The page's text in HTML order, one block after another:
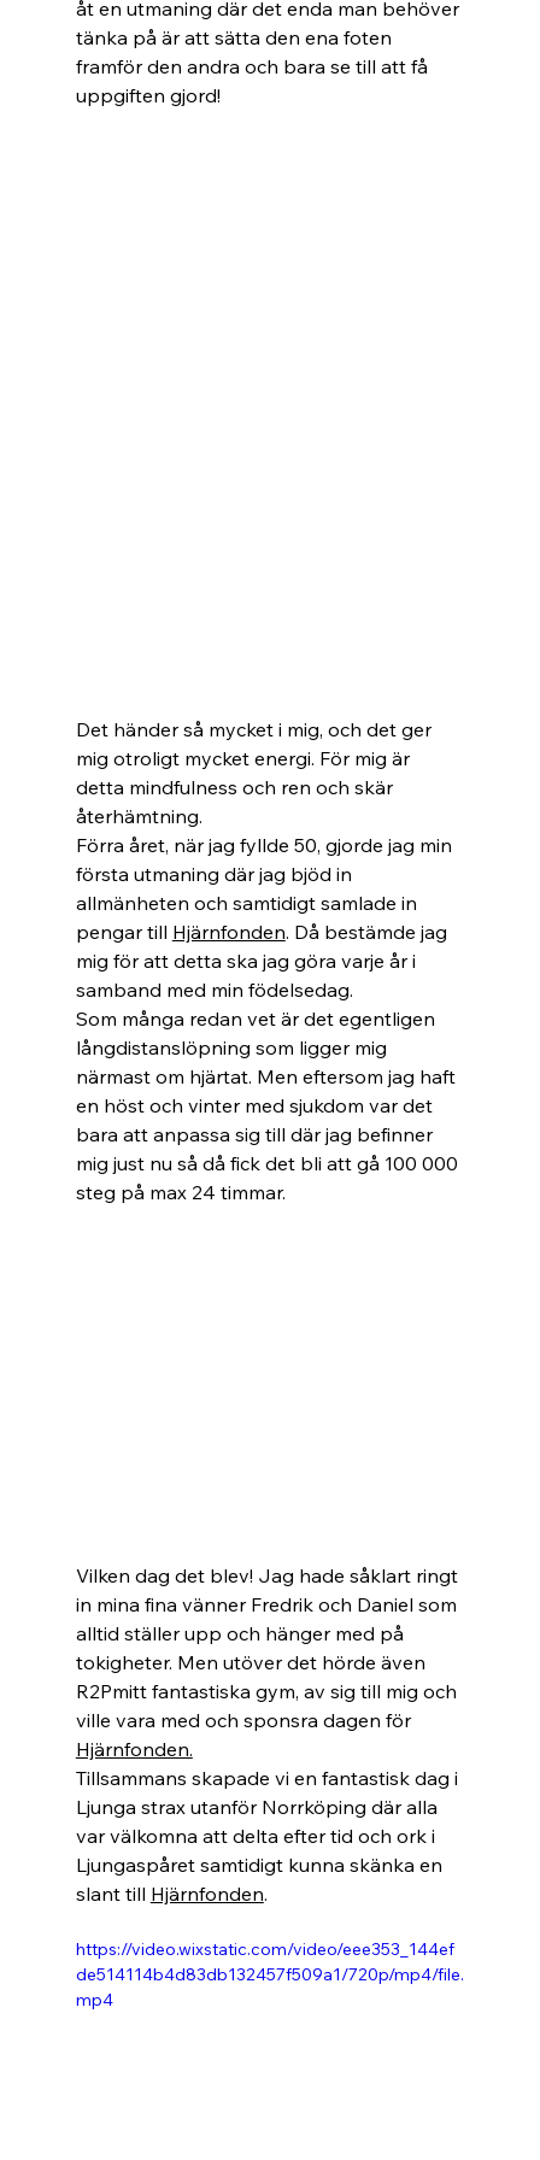
åt en utmaning där det enda man behöver
tänka på är att sätta den ena foten
framför den andra och bara se till att få
uppgiften gjord!
Det händer så mycket i mig, och det ger
mig otroligt mycket energi. För mig är
detta mindfulness och ren och skär
återhämtning.
Förra året, när jag fyllde 50, gjorde jag min
första utmaning där jag bjöd in
allmänheten och samtidigt samlade in
pengar till Hjärnfonden. Då bestämde jag
mig för att detta ska jag göra varje år i
samband med min födelsedag.
Som många redan vet är det egentligen
långdistanslöpning som ligger mig
närmast om hjärtat. Men eftersom jag haft
en höst och vinter med sjukdom var det
bara att anpassa sig till där jag befinner
mig just nu så då fick det bli att gå 100 000
steg på max 24 timmar.
Vilken dag det blev! Jag hade såklart ringt
in mina fina vänner Fredrik och Daniel som
alltid ställer upp och hänger med på
tokigheter. Men utöver det hörde även
R2Pmitt fantastiska gym, av sig till mig och
ville vara med och sponsra dagen för
Hjärnfonden.
Tillsammans skapade vi en fantastisk dag i
Ljunga strax utanför Norrköping där alla
var välkomna att delta efter tid och ork i
Ljungaspåret samtidigt kunna skänka en
slant till Hjärnfonden.
https://video.wixstatic.com/video/eee353_144ef
de514114b4d83db132457f509a1/720p/mp4/file.
mp4